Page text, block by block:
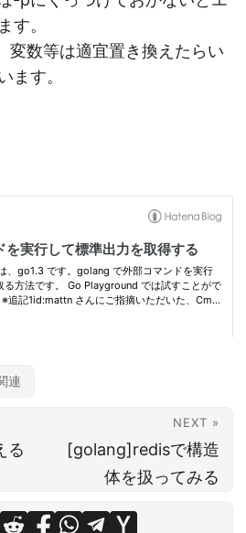
す。
変数等は適宜置き換えたらい
ます。
連
る
NEXT »
[golang]redisで構造
体を扱ってみる